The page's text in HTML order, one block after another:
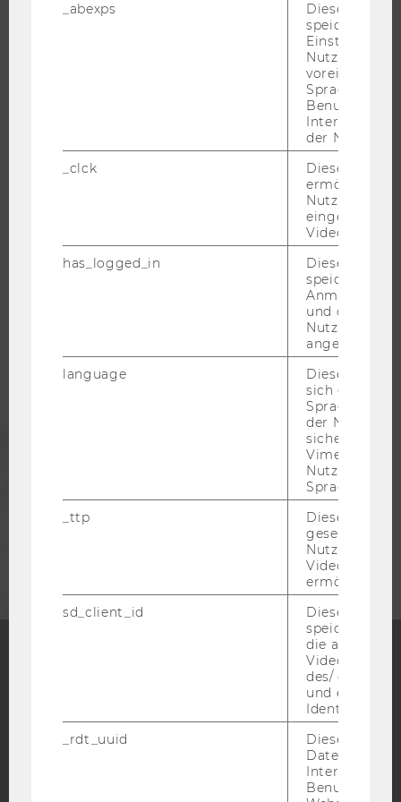
KARRIEREKONTAKTE AN DER WU
WU COMMUNITY
ALUMNI
Blog
Bluesky
_abexps
Dieses Cookie
speichert
Nutzer*in, zB.
Sprache,
der Nutzer*in
_clck
Dieses Cookie
ermöglicht
Nutzung des
Video Players
has_logged_in
Dieses Cookie
speichert
und ob sich
Nutzer*in
angemeldet
language
Dieses
sich die
der
Vimeo in der
Nutzer
Sprache
_ttp
Dieser
gesetzt, um
Nutzung des
Videoplayers
ermöglichen
sd_client_id
Dieses Cookie
speichert
die aktuellen
des/ der
und einen
_rdt_uuid
Dieses
Daten über
Interaktionen